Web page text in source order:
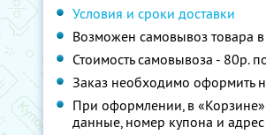
Условия и сроки доставки
Возможен самовывоз товара
Стоимость самовывоза - 80р.
Заказ необходимо оформить
При оформлении, в
данные, номер купона и